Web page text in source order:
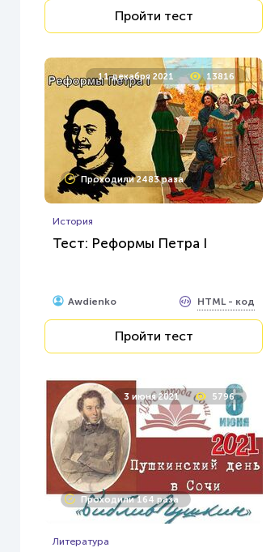
Пройти тест
11 декабря 2021 13816
Проходили 2483 раза
История
Тест: Реформы Петра I
Awdienko HTML - код
Пройти тест
3 июня 2021 5796
Проходили 164 раза
Литература